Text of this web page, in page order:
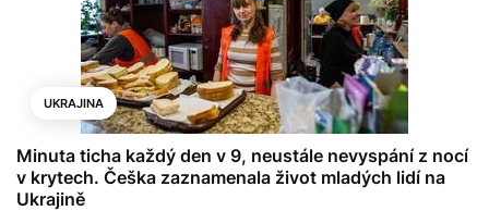
UKRAJINA
Minuta ticha každý den v 9, neustále nevyspání z nocí
v krytech. Češka zaznamenala život mladých lidí na
Ukrajině